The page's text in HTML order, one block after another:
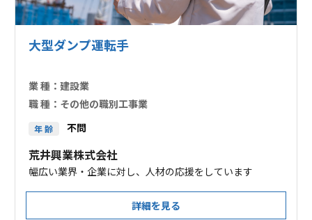
大型ダンプ運転手
業 種： 建設業
職 種： その他の職別工事業
年 齢 不問
荒井興業株式会社
幅広い業界・企業に対し、人材の応援をしています
詳細を見る